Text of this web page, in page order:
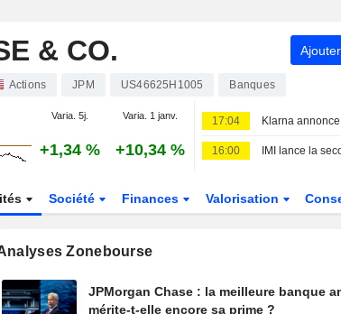
& CO.
Actions JPM US46625H1005 Banques
Varia. 5j. Varia. 1 janv.
+1,34 % +10,34 %
17:04
16:00
Société Finances Valorisation
Zonebourse
JPMorgan Chase : la meilleure banque
mérite-t-elle encore sa prime ?